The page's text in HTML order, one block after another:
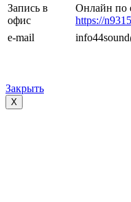
Запись в
офис
Онлайн по
https://
e-mail
Закрыть
X